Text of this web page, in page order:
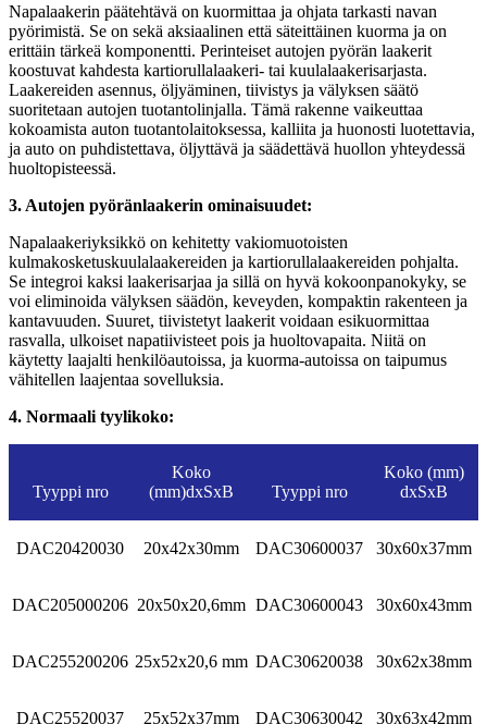
Napalaakerin päätehtävä on kuormittaa ja ohjata tarkasti navan
pyörimistä. Se on sekä aksiaalinen että säteittäinen kuorma ja on
erittäin tärkeä komponentti. Perinteiset autojen pyörän laakerit
koostuvat kahdesta kartiorullalaakeri- tai kuulalaakerisarjasta.
Laakereiden asennus, öljyäminen, tiivistys ja välyksen säätö
suoritetaan autojen tuotantolinjalla. Tämä rakenne vaikeuttaa
kokoamista auton tuotantolaitoksessa, kalliita ja huonosti luotettavia,
ja auto on puhdistettava, öljyttävä ja säädettävä huollon yhteydessä
huoltopisteessä.
3. Autojen pyöränlaakerin ominaisuudet:
Napalaakeriyksikkö on kehitetty vakiomuotoisten
kulmakosketuskuulalaakereiden ja kartiorullalaakereiden pohjalta.
Se integroi kaksi laakerisarjaa ja sillä on hyvä kokoonpanokyky, se
voi eliminoida välyksen säädön, keveyden, kompaktin rakenteen ja
kantavuuden. Suuret, tiivistetyt laakerit voidaan esikuormittaa
rasvalla, ulkoiset napatiivisteet pois ja huoltovapaita. Niitä on
käytetty laajalti henkilöautoissa, ja kuorma-autoissa on taipumus
vähitellen laajentaa sovelluksia.
4. Normaali tyylikoko:
Tyyppi nro
Koko
(mm)dxSxB
Tyyppi nro
Koko (mm)
dxSxB
DAC20420030 20x42x30mm DAC30600037 30x60x37mm
DAC205000206 20x50x20,6mm DAC30600043 30x60x43mm
DAC255200206 25x52x20,6 mm DAC30620038 30x62x38mm
DAC25520037 25x52x37mm DAC30630042 30x63x42mm